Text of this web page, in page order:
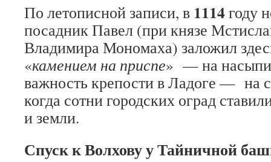
По летописной записи, в 1114 году
посадник Павел (при князе
Владимира Мономаха) заложил
«камением на приспе» — на
важность крепости в Ладоге — на
когда сотни городских оград
и земли.
Спуск к Волхову у Тайничной